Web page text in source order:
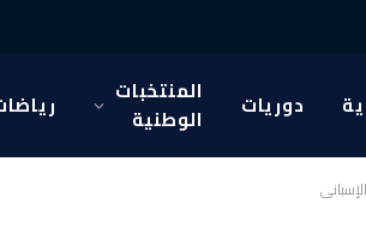
دوريات
المنتخبات
الوطنية